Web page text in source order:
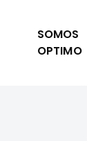
SOMOS
OPTIMO